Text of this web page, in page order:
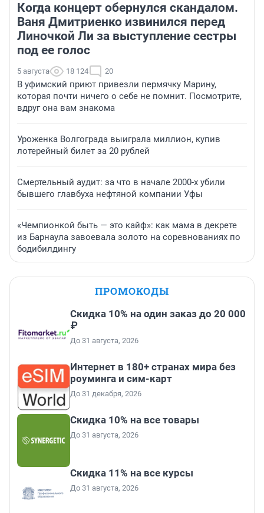
Когда концерт обернулся скандалом.
Ваня Дмитриенко извинился перед
Линочкой Ли за выступление сестры
под ее голос
5 августа 18 124 20
В уфимский приют привезли пермячку Марину,
которая почти ничего о себе не помнит. Посмотрите,
вдруг она вам знакома
Уроженка Волгограда выиграла миллион, купив
лотерейный билет за 20 рублей
Смертельный аудит: за что в начале 2000-х убили
бывшего главбуха нефтяной компании Уфы
«Чемпионкой быть — это кайф»: как мама в декрете
из Барнаула завоевала золото на соревнованиях по
бодибилдингу
ПРОМОКОДЫ
Скидка 10% на один заказ до 20 000
₽
До 31 августа, 2026
Интернет в 180+ странах мира без
роуминга и сим-карт
До 31 декабря, 2026
Скидка 10% на все товары
До 31 августа, 2026
Скидка 11% на все курсы
До 31 августа, 2026